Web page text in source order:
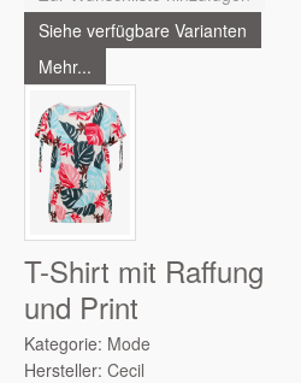
Siehe verfügbare Varianten
Mehr...
T-Shirt mit Raffung
und Print
Kategorie: Mode
Hersteller: Cecil